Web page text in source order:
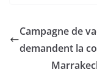
Campagne de
demandent la